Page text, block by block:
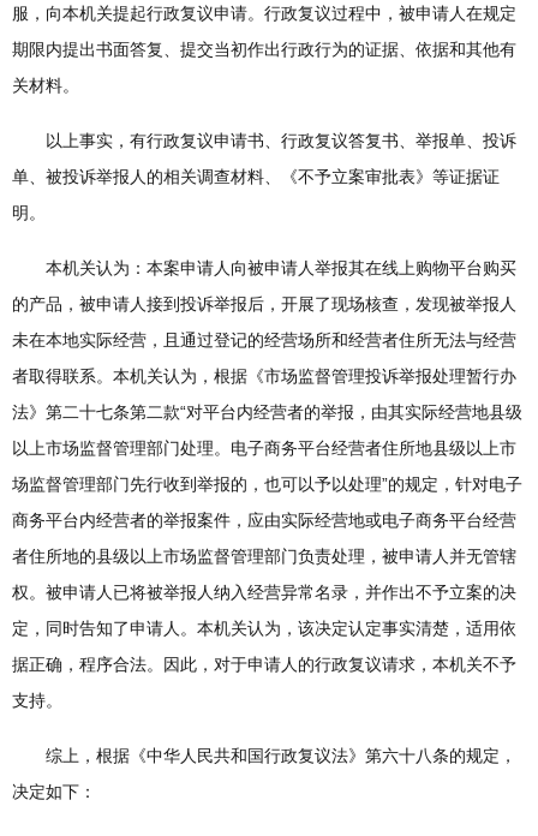
服，向本机关提起行政复议申请。行政复议过程中，被申请人在规定
期限内提出书面答复、提交当初作出行政行为的证据、依据和其他有
关材料。
以上事实，有行政复议申请书、行政复议答复书、举报单、投诉
单、被投诉举报人的相关调查材料、《不予立案审批表》等证据证
明。
本机关认为：本案申请人向被申请人举报其在线上购物平台购买
的产品，被申请人接到投诉举报后，开展了现场核查，发现被举报人
未在本地实际经营，且通过登记的经营场所和经营者住所无法与经营
者取得联系。本机关认为，根据《市场监督管理投诉举报处理暂行办
法》第二十七条第二款“对平台内经营者的举报，由其实际经营地县级
以上市场监督管理部门处理。电子商务平台经营者住所地县级以上市
场监督管理部门先行收到举报的，也可以予以处理”的规定，针对电子
商务平台内经营者的举报案件，应由实际经营地或电子商务平台经营
者住所地的县级以上市场监督管理部门负责处理，被申请人并无管辖
权。被申请人已将被举报人纳入经营异常名录，并作出不予立案的决
定，同时告知了申请人。本机关认为，该决定认定事实清楚，适用依
据正确，程序合法。因此，对于申请人的行政复议请求，本机关不予
支持。
综上，根据《中华人民共和国行政复议法》第六十八条的规定，
决定如下：